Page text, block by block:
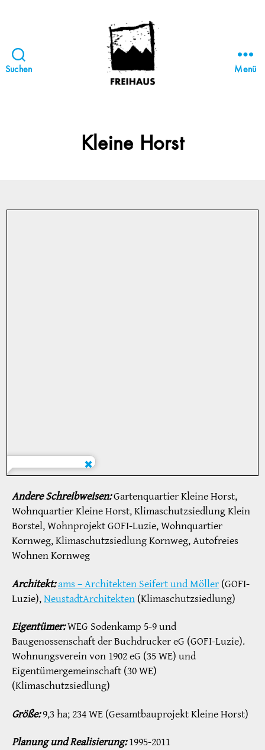
Suchen
STATTBAU
HAMBURG
Menü
Kleine Horst
Andere Schreibweisen:Gartenquartier Kleine Horst,
Wohnquartier Kleine Horst, Klimaschutzsiedlung Klein
Borstel, Wohnprojekt GOFI-Luzie, Wohnquartier
Kornweg, Klimaschutzsiedlung Kornweg, Autofreies
Wohnen Kornweg
Architekt:ams – Architekten Seifert und Möller (GOFI-
Luzie),NeustadtArchitekten (Klimaschutzsiedlung)
Eigentümer:WEG Sodenkamp 5-9 und
Baugenossenschaft der Buchdrucker eG (GOFI-Luzie).
Wohnungsverein von 1902 eG (35 WE) und
Eigentümergemeinschaft (30 WE)
(Klimaschutzsiedlung)
Größe:9,3 ha; 234 WE (Gesamtbauprojekt Kleine Horst)
Planung und Realisierung:1995-2011